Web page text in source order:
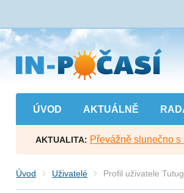
Přejít
na
hlavní
obsah
ÚVOD AKTUÁLNĚ
AKTUALITA: Převážně slunečno
Úvod Uživatelé Profil uživatele